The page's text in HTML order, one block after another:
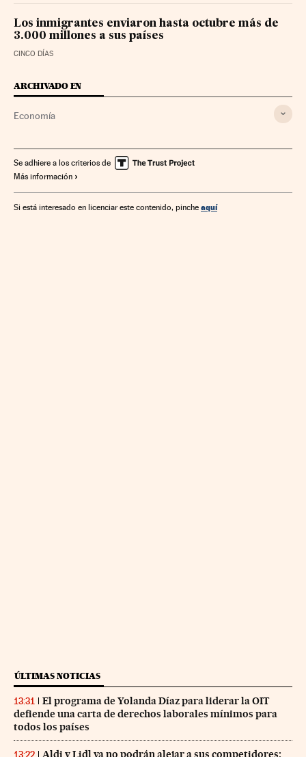
Los inmigrantes enviaron hasta octubre más de
3.000 millones a sus países
CINCO DÍAS
ARCHIVADO EN
Economía
Se adhiere a los criterios de
Más información
Si está interesado en licenciar este contenido, pinche aquí
ÚLTIMAS NOTICIAS
13:31
El programa de Yolanda Díaz para liderar la OIT
defiende una carta de derechos laborales mínimos para
todos los países
13:22
Aldi y Lidl ya no podrán alejar a sus competidores: